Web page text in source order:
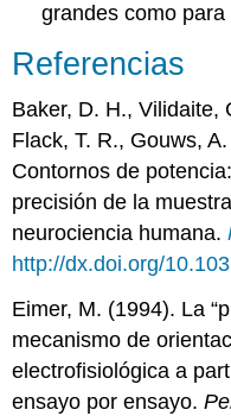
grandes como
Referencias
Baker, D. H., Vilidaite,
Flack, T. R., Gouws,
Contornos de
precisión de la
neurociencia humana.
http://dx.doi.org/
Eimer, M. (1994). La
mecanismo de
electrofisiológica a
ensayo por ensayo.